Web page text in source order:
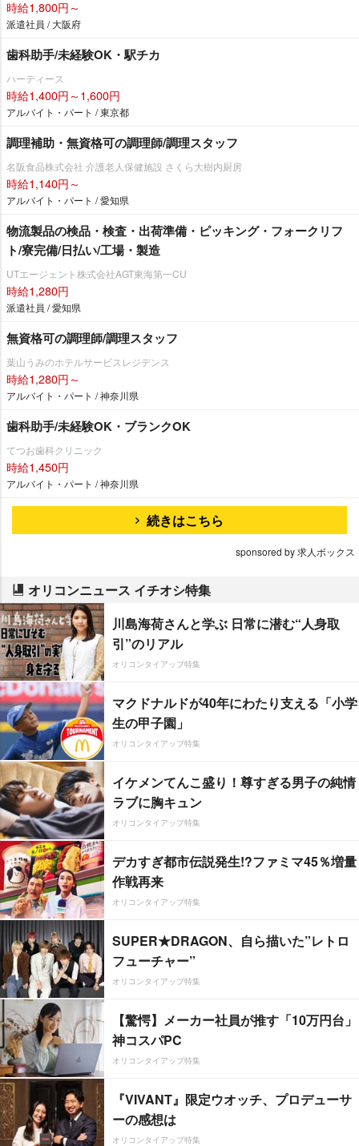
時給1,800円～
派遣社員 / 大阪府
歯科助手/未経験OK・駅チカ
ハーティース
時給1,400円～1,600円
アルバイト・パート / 東京都
調理補助・無資格可の調理師/調理スタッフ
名阪食品株式会社 介護老人保健施設 さくら大樹内厨房
時給1,140円～
アルバイト・パート / 愛知県
物流製品の検品・検査・出荷準備・ピッキング・フォークリフ
ト/寮完備/日払い/工場・製造
UTエージェント株式会社AGT東海第一CU
時給1,280円
派遣社員 / 愛知県
無資格可の調理師/調理スタッフ
葉山うみのホテルサービスレジデンス
時給1,280円～
アルバイト・パート / 神奈川県
歯科助手/未経験OK・ブランクOK
てつお歯科クリニック
時給1,450円
アルバイト・パート / 神奈川県
続きはこちら
sponsored by 求人ボックス
オリコンニュース イチオシ特集
川島海荷さんと学ぶ 日常に潜む“人身取
引”のリアル
オリコンタイアップ特集
マクドナルドが40年にわたり支える「小学
生の甲子園」
オリコンタイアップ特集
イケメンてんこ盛り！尊すぎる男子の純情
ラブに胸キュン
オリコンタイアップ特集
デカすぎ都市伝説発生!?ファミマ45％増量
作戦再来
オリコンタイアップ特集
SUPER★DRAGON、自ら描いた”レトロ
フューチャー”
オリコンタイアップ特集
【驚愕】メーカー社員が推す「10万円台」
神コスパPC
オリコンタイアップ特集
『VIVANT』限定ウオッチ、プロデューサ
ーの感想は
オリコンタイアップ特集